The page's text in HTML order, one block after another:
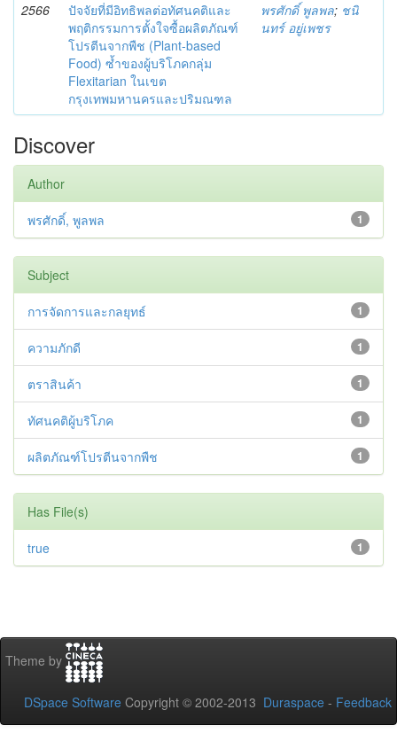
2566
ปัจจัยที่มีอิทธิพลต่อทัศนคติและ
พฤติกรรมการตั้งใจซื้อผลิตภัณฑ์
โปรตีนจากพืช (Plant-based
Food) ซ้ำของผู้บริโภคกลุ่ม
Flexitarian ในเขต
กรุงเทพมหานครและปริมณฑล
พรศักดิ์ พูลพล; ชนิ
นทร์ อยู่เพชร
Discover
Author
1
พรศักดิ์, พูลพล
Subject
1
การจัดการและกลยุทธ์
1
ความภักดี
1
ตราสินค้า
1
ทัศนคติผู้บริโภค
1
ผลิตภัณฑ์โปรตีนจากพืช
Has File(s)
1
true
Theme by
DSpace Software Copyright © 2002-2013 Duraspace - Feedback